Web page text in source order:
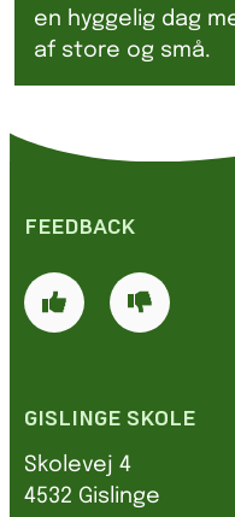
en hyggelig dag
af store og små.
FEEDBACK
GISLINGE SKOLE
Skolevej 4
4532 Gislinge